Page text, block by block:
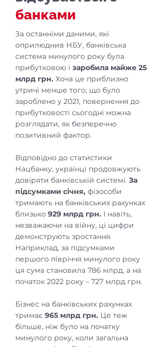
банками
За останніми даними, які
оприлюднив НБУ, банківська
система минулого року була
прибутковою і заробила майже 25
млрд грн. Хоча це приблизно
утричі менше того, що було
зароблено у 2021, повернення до
прибутковості сьогодні можна
розглядати, як безперечно
позитивний фактор.
Відповідно до статистики
Нацбанку, українці продовжують
довіряти банківській системі. За
підсумками січня, фізособи
тримають на банківських рахунках
близько 929 млрд грн. І навіть,
незважаючи на війну, ці цифри
демонструють зростання.
Наприклад, за підсумками
першого півріччя минулого року
ця сума становила 786 млрд, а на
початок 2022 року – 727 млрд грн.
Бізнес на банківських рахунках
тримає 965 млрд грн. Це теж
більше, ніж було на початку
минулого року, коли загальна